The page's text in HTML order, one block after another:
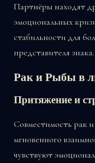
Партнёры находят
эмоциональных
стабильности для
представителя знака.
Рак и Рыбы в
Притяжение и
Совместимость рак
мгновенного
чувствуют